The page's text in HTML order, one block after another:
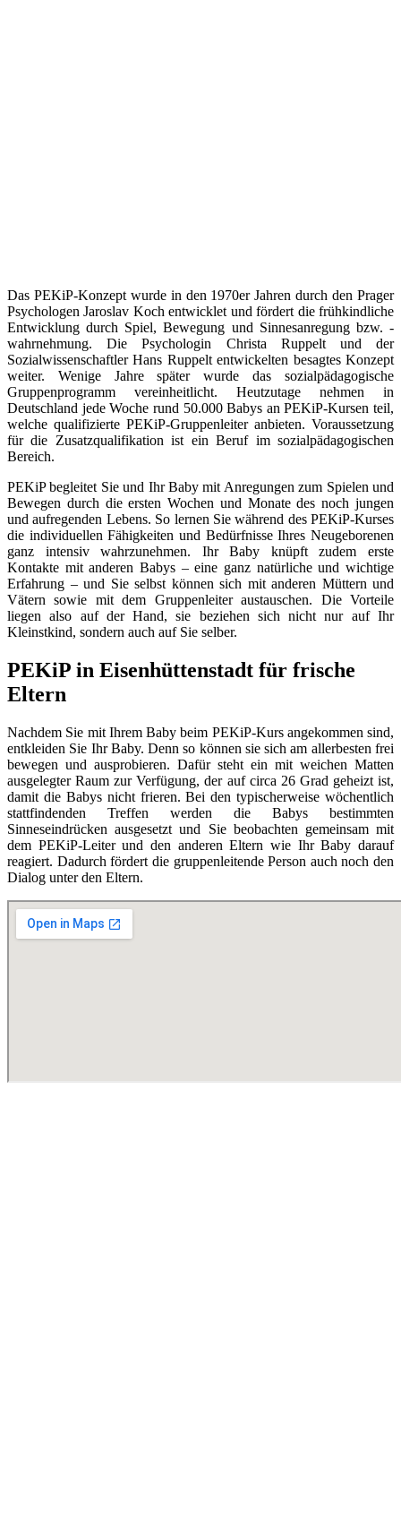
Das PEKiP-Konzept wurde in den 1970er Jahren durch den Prager
Psychologen Jaroslav Koch entwicklet und fördert die frühkindliche
Entwicklung durch Spiel, Bewegung und Sinnesanregung bzw. -
wahrnehmung. Die Psychologin Christa Ruppelt und der
Sozialwissenschaftler Hans Ruppelt entwickelten besagtes Konzept
weiter. Wenige Jahre später wurde das sozialpädagogische
Gruppenprogramm vereinheitlicht. Heutzutage nehmen in
Deutschland jede Woche rund 50.000 Babys an PEKiP-Kursen teil,
welche qualifizierte PEKiP-Gruppenleiter anbieten. Voraussetzung
für die Zusatzqualifikation ist ein Beruf im sozialpädagogischen
Bereich.
PEKiP begleitet Sie und Ihr Baby mit Anregungen zum Spielen und
Bewegen durch die ersten Wochen und Monate des noch jungen
und aufregenden Lebens. So lernen Sie während des PEKiP-Kurses
die individuellen Fähigkeiten und Bedürfnisse Ihres Neugeborenen
ganz intensiv wahrzunehmen. Ihr Baby knüpft zudem erste
Kontakte mit anderen Babys – eine ganz natürliche und wichtige
Erfahrung – und Sie selbst können sich mit anderen Müttern und
Vätern sowie mit dem Gruppenleiter austauschen. Die Vorteile
liegen also auf der Hand, sie beziehen sich nicht nur auf Ihr
Kleinstkind, sondern auch auf Sie selber.
PEKiP in Eisenhüttenstadt für frische
Eltern
Nachdem Sie mit Ihrem Baby beim PEKiP-Kurs angekommen sind,
entkleiden Sie Ihr Baby. Denn so können sie sich am allerbesten frei
bewegen und ausprobieren. Dafür steht ein mit weichen Matten
ausgelegter Raum zur Verfügung, der auf circa 26 Grad geheizt ist,
damit die Babys nicht frieren. Bei den typischerweise wöchentlich
stattfindenden Treffen werden die Babys bestimmten
Sinneseindrücken ausgesetzt und Sie beobachten gemeinsam mit
dem PEKiP-Leiter und den anderen Eltern wie Ihr Baby darauf
reagiert. Dadurch fördert die gruppenleitende Person auch noch den
Dialog unter den Eltern.